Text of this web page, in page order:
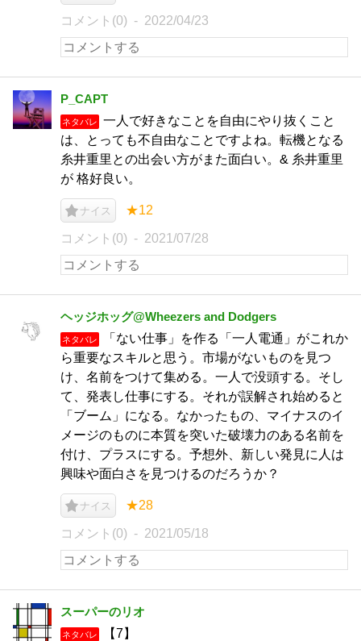
コメント(0) 2022/04/23
P_CAPT
ネタバレ
一人で好きなことを自由にやり抜くこと
は、とっても不自由なことですよね。転機となる
糸井重里との出会い方がまた面白い。& 糸井重里
が 格好良い。
ナイス ★12
コメント(0) 2021/07/28
ヘッジホッグ@Wheezers and Dodgers
ネタバレ
「ない仕事」を作る「一人電通」がこれか
ら重要なスキルと思う。市場がないものを見つ
け、名前をつけて集める。一人で没頭する。そし
て、発表し仕事にする。それが誤解され始めると
「ブーム」になる。なかったもの、マイナスのイ
メージのものに本質を突いた破壊力のある名前を
付け、プラスにする。予想外、新しい発見に人は
興味や面白さを見つけるのだろうか？
ナイス ★28
コメント(0) 2021/05/18
スーパーのリオ
ネタバレ 【7】